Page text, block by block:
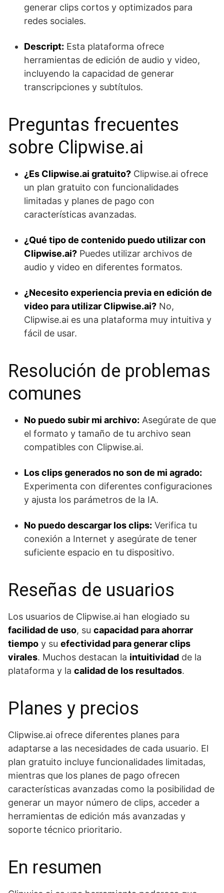
generar clips cortos y optimizados para
redes sociales.
Descript: Esta plataforma ofrece
herramientas de edición de audio y video,
incluyendo la capacidad de generar
transcripciones y subtítulos.
Preguntas frecuentes
sobre Clipwise.ai
¿Es Clipwise.ai gratuito? Clipwise.ai ofrece
un plan gratuito con funcionalidades
limitadas y planes de pago con
características avanzadas.
¿Qué tipo de contenido puedo utilizar con
Clipwise.ai? Puedes utilizar archivos de
audio y video en diferentes formatos.
¿Necesito experiencia previa en edición de
video para utilizar Clipwise.ai? No,
Clipwise.ai es una plataforma muy intuitiva y
fácil de usar.
Resolución de problemas
comunes
No puedo subir mi archivo: Asegúrate de que
el formato y tamaño de tu archivo sean
compatibles con Clipwise.ai.
Los clips generados no son de mi agrado:
Experimenta con diferentes configuraciones
y ajusta los parámetros de la IA.
No puedo descargar los clips: Verifica tu
conexión a Internet y asegúrate de tener
suficiente espacio en tu dispositivo.
Reseñas de usuarios
Los usuarios de Clipwise.ai han elogiado su
facilidad de uso, su capacidad para ahorrar
tiempo y su efectividad para generar clips
virales. Muchos destacan la intuitividad de la
plataforma y la calidad de los resultados.
Planes y precios
Clipwise.ai ofrece diferentes planes para
adaptarse a las necesidades de cada usuario. El
plan gratuito incluye funcionalidades limitadas,
mientras que los planes de pago ofrecen
características avanzadas como la posibilidad de
generar un mayor número de clips, acceder a
herramientas de edición más avanzadas y
soporte técnico prioritario.
En resumen